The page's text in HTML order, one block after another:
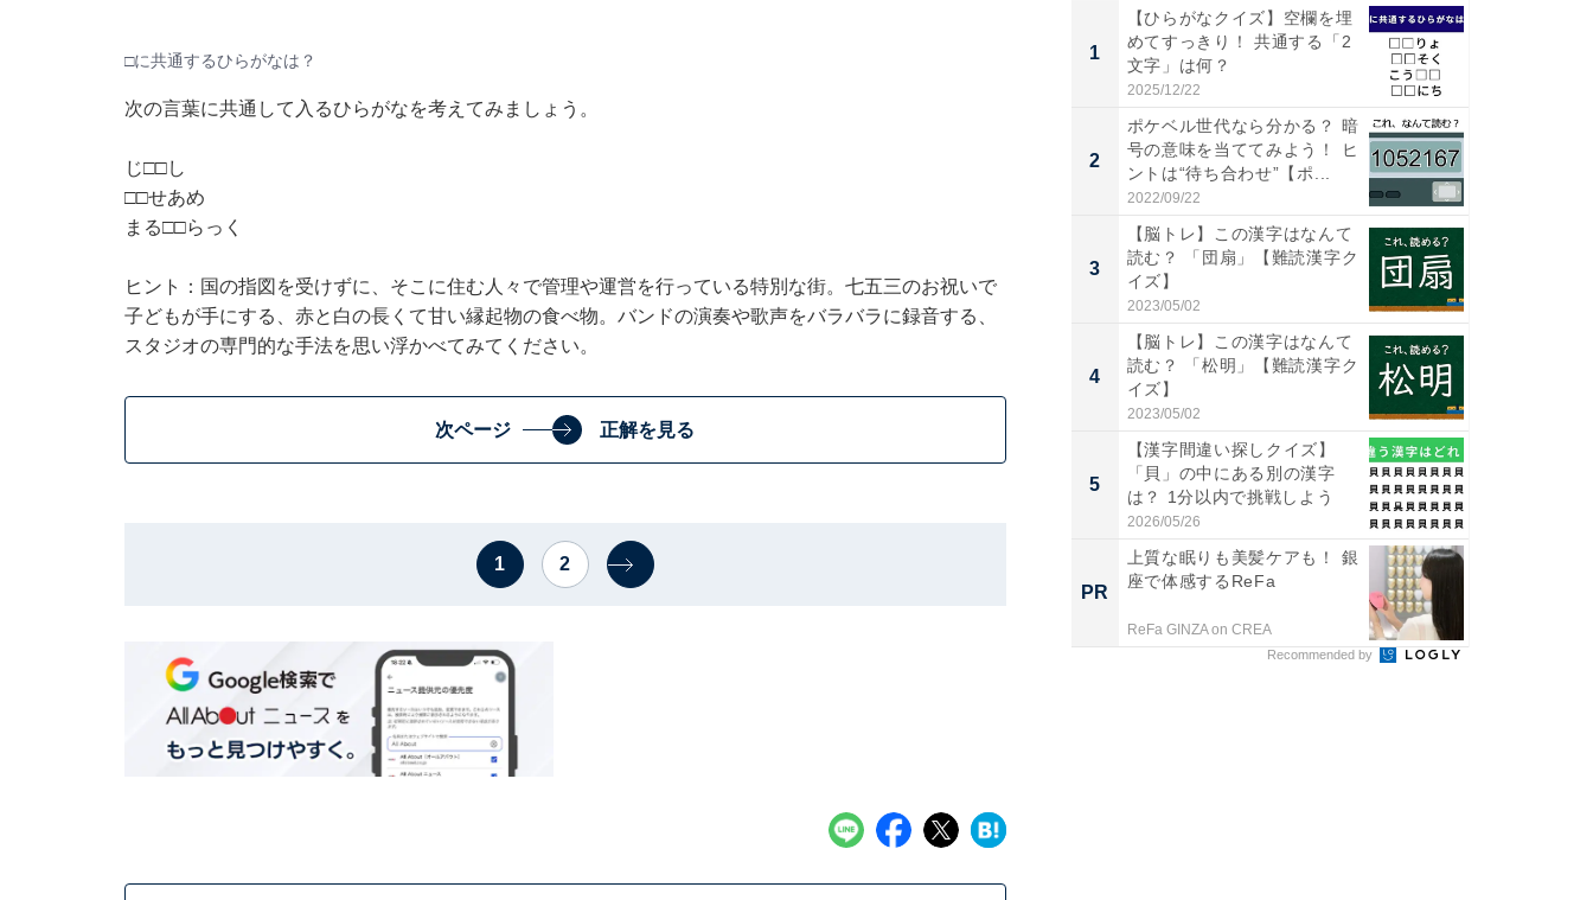
□に共通するひらがなは？
次の言葉に共通して入るひらがなを考えてみましょう。
じ□□し
□□せあめ
まる□□らっく
ヒント：国の指図を受けずに、そこに住む人々で管理や運営を行っている特別な街。七五三のお祝いで
子どもが手にする、赤と白の長くて甘い縁起物の食べ物。バンドの演奏や歌声をバラバラに録音する、
スタジオの専門的な手法を思い浮かべてみてください。
次ページ 正解を見る
1 2
1
【ひらがなクイズ】空欄を埋
めてすっきり！ 共通する「2
文字」は何？
2025/12/22
2
ポケベル世代なら分かる？ 暗
号の意味を当ててみよう！ ヒ
ントは“待ち合わせ”【ポ...
2022/09/22
3
【脳トレ】この漢字はなんて
読む？ 「団扇」【難読漢字ク
イズ】
2023/05/02
4
【脳トレ】この漢字はなんて
読む？ 「松明」【難読漢字ク
イズ】
2023/05/02
5
【漢字間違い探しクイズ】
「貝」の中にある別の漢字
は？ 1分以内で挑戦しよう
2026/05/26
PR
上質な眠りも美髪ケアも！ 銀
座で体感するReFa
ReFa GINZA on CREA
Recommended by